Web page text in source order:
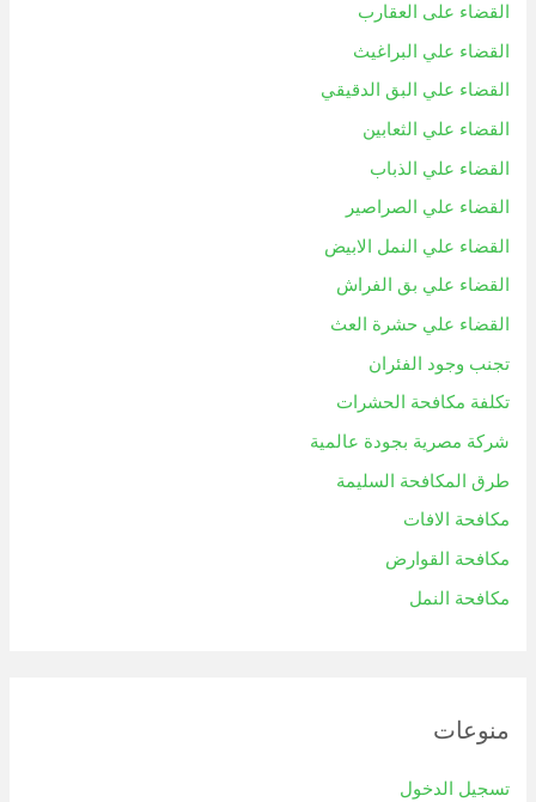
القضاء على العقارب
القضاء علي البراغيث
القضاء علي البق الدقيقي
القضاء علي الثعابين
القضاء علي الذباب
القضاء علي الصراصير
القضاء علي النمل الابيض
القضاء علي بق الفراش
القضاء علي حشرة العث
تجنب وجود الفئران
تكلفة مكافحة الحشرات
شركة مصرية بجودة عالمية
طرق المكافحة السليمة
مكافحة الافات
مكافحة القوارض
مكافحة النمل
منوعات
تسجيل الدخول